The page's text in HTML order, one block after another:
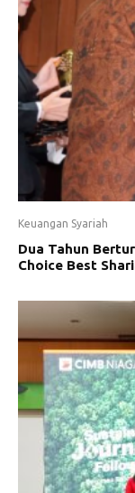
Keuangan Syariah
Dua Tahun
Choice Best